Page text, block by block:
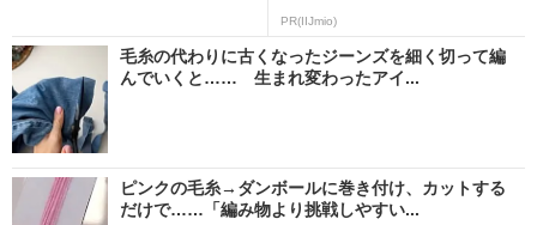
PR(IIJmio)
毛糸の代わりに古くなったジーンズを細く切って編
んでいくと…… 生まれ変わったアイ...
ピンクの毛糸→ダンボールに巻き付け、カットする
だけで……「編み物より挑戦しやすい...